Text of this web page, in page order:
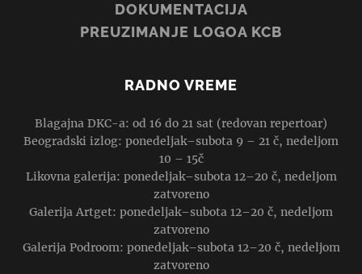
DOKUMENTACIJA
PREUZIMANJE LOGOA KCB
RADNO VREME
Blagajna DKC-a: od 16 do 21 sat (redovan repertoar)
Beogradski izlog: ponedeljak–subota 9 – 21 č, nedeljom
10 – 15č
Likovna galerija: ponedeljak–subota 12–20 č, nedeljom
zatvoreno
Galerija Artget: ponedeljak–subota 12–20 č, nedeljom
zatvoreno
Galerija Podroom: ponedeljak–subota 12–20 č, nedeljom
zatvoreno